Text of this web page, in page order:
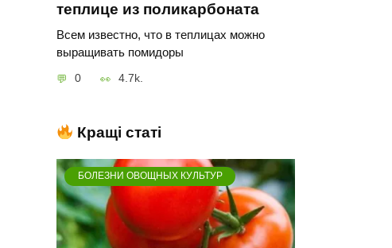
теплице из поликарбоната
Всем известно, что в теплицах можно
выращивать помидоры
0 4.7k.
Кращі статі
БОЛЕЗНИ ОВОЩНЫХ КУЛЬТУР